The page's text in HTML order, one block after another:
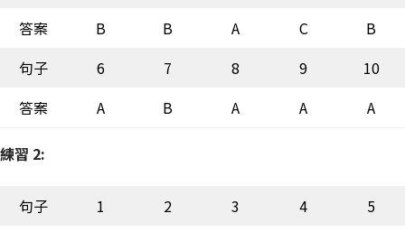
答案
B B A C
B
句子
6 7 8 9
10
答案
A B A A A
練習 2:
句子 1 2 3 4
5